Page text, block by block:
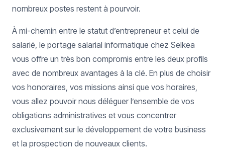
nombreux postes restent à pourvoir.
À mi-chemin entre le statut d’entrepreneur et celui de
salarié, le portage salarial informatique chez Selkea
vous offre un très bon compromis entre les deux profils
avec de nombreux avantages à la clé. En plus de choisir
vos honoraires, vos missions ainsi que vos horaires,
vous allez pouvoir nous déléguer l’ensemble de vos
obligations administratives et vous concentrer
exclusivement sur le développement de votre business
et la prospection de nouveaux clients.